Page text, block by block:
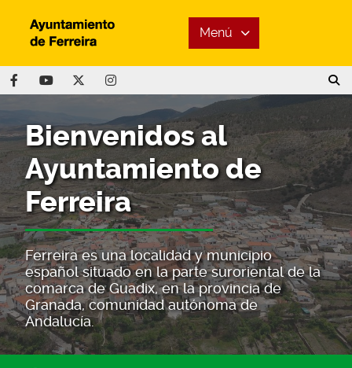
Menú
al
de
es una localidad y municipio
situado en la parte suroriental de la
de Guadix, en la provincia de
comunidad autónoma de